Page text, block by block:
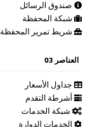
صندوق الرسائل
شبكة المحفظة
شريط تمرير المحفظة
العناصر 03
جداول الأسعار
أشرطة التقدم
شبكة الخدمات
الخدمات الدوارة